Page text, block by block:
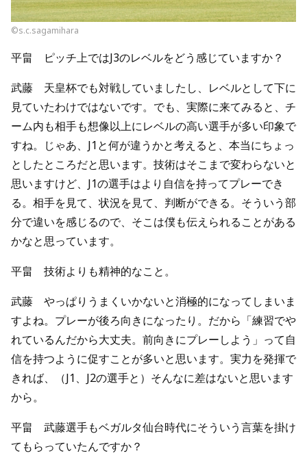
©s.c.sagamihara
平畠 ピッチ上ではJ3のレベルをどう感じていますか？
武藤 天皇杯でも対戦していましたし、レベルとして下に
見ていたわけではないです。でも、実際に来てみると、チ
ーム内も相手も想像以上にレベルの高い選手が多い印象で
すね。じゃあ、J1と何が違うかと考えると、本当にちょっ
としたところだと思います。技術はそこまで変わらないと
思いますけど、J1の選手はより自信を持ってプレーでき
る。相手を見て、状況を見て、判断ができる。そういう部
分で違いを感じるので、そこは僕も伝えられることがある
かなと思っています。
平畠 技術よりも精神的なこと。
武藤 やっぱりうまくいかないと消極的になってしまいま
すよね。プレーが後ろ向きになったり。だから「練習でや
れているんだから大丈夫。前向きにプレーしよう」って自
信を持つように促すことが多いと思います。実力を発揮で
きれば、（J1、J2の選手と）そんなに差はないと思います
から。
平畠 武藤選手もベガルタ仙台時代にそういう言葉を掛け
てもらっていたんですか？